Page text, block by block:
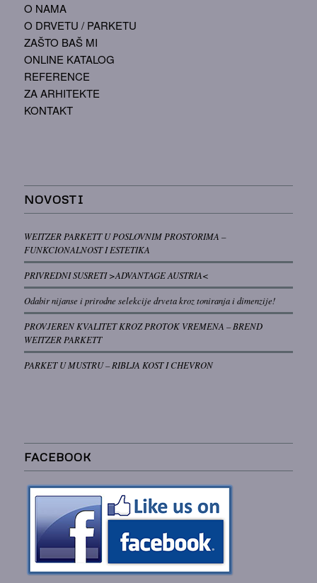
O NAMA
O DRVETU / PARKETU
ZAŠTO BAŠ MI
ONLINE KATALOG
REFERENCE
ZA ARHITEKTE
KONTAKT
NOVOSTI
WEITZER PARKETT U POSLOVNIM PROSTORIMA –
FUNKCIONALNOST I ESTETIKA
PRIVREDNI SUSRETI >ADVANTAGE AUSTRIA<
Odabir nijanse i prirodne selekcije drveta kroz toniranja i dimenzije!
PROVJEREN KVALITET KROZ PROTOK VREMENA – BREND
WEITZER PARKETT
PARKET U MUSTRU – RIBLJA KOST I CHEVRON
FACEBOOK